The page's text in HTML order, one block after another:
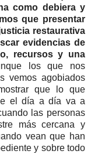
como debiera y
que presentar
restaurativa
evidencias de
recursos y una
los que nos
vemos agobiados
que lo que
el día a día va a
las personas
más cercana y
vean que han
y sobre todo